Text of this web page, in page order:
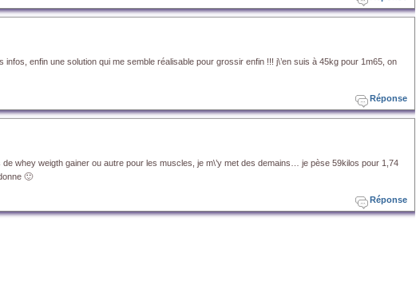
infos, enfin une solution qui me semble réalisable pour grossir enfin !!! j\’en suis à 45kg pour 1m65, on
Réponse
de whey weigth gainer ou autre pour les muscles, je m\’y met des demains… je pèse 59kilos pour 1,74
🙂
Réponse